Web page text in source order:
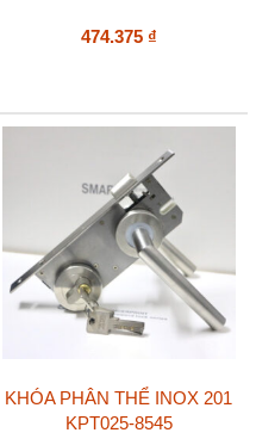
474.375 ₫
KHÓA PHÂN THỂ INOX 201
KPT025-8545